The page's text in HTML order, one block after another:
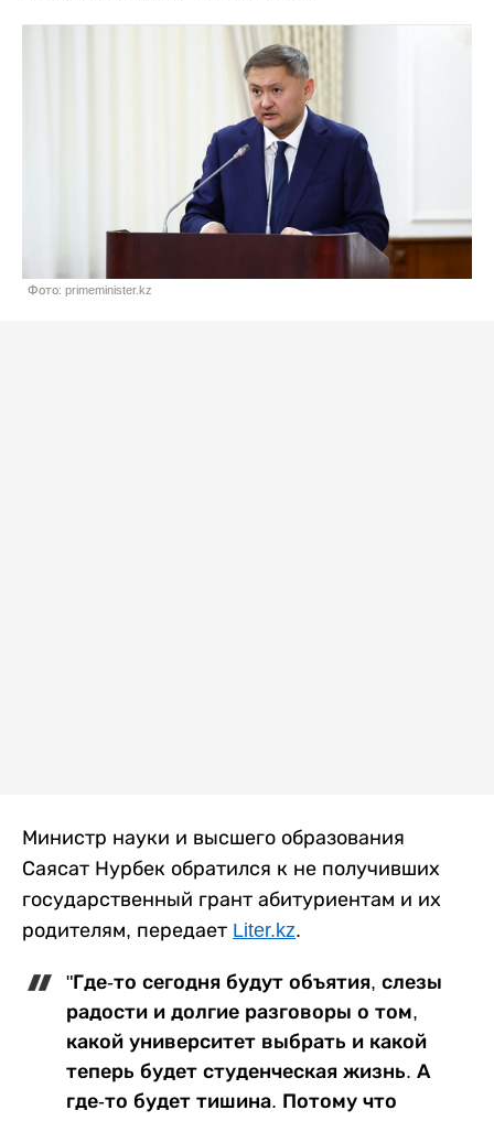
Фото: primeminister.kz
Министр науки и высшего образования
Саясат Нурбек обратился к не получивших
государственный грант абитуриентам и их
родителям, передает Liter.kz.
"Где-то сегодня будут объятия, слезы
радости и долгие разговоры о том,
какой университет выбрать и какой
теперь будет студенческая жизнь. А
где-то будет тишина. Потому что